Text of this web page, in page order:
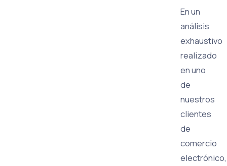
En un
análisis
exhaustivo
realizado
en uno
de
nuestros
clientes
de
comercio
electrónico,